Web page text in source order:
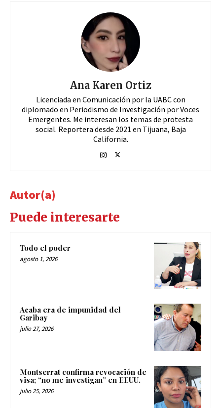
Ana Karen Ortiz
Licenciada en Comunicación por la UABC con
diplomado en Periodismo de Investigación por Voces
Emergentes. Me interesan los temas de protesta
social. Reportera desde 2021 en Tijuana, Baja
California.
Autor(a)
Puede interesarte
Todo el poder
agosto 1, 2026
Acaba era de impunidad del
Garibay
julio 27, 2026
Montserrat confirma revocación de
visa; “no me investigan” en EEUU.
julio 25, 2026